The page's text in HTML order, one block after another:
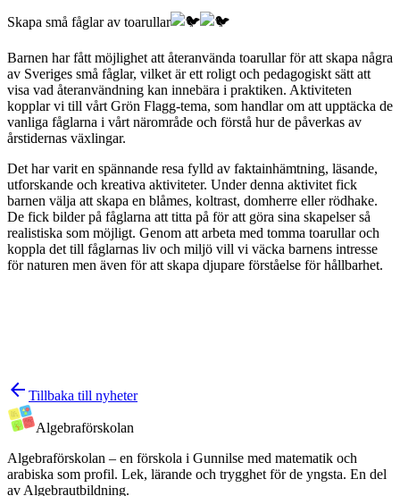
Skapa små fåglar av toarullar
Barnen har fått möjlighet att återanvända toarullar för att skapa några
av Sveriges små fåglar, vilket är ett roligt och pedagogiskt sätt att
visa vad återanvändning kan innebära i praktiken. Aktiviteten
kopplar vi till vårt Grön Flagg-tema, som handlar om att upptäcka de
vanliga fåglarna i vårt närområde och förstå hur de påverkas av
årstidernas växlingar.
Det har varit en spännande resa fylld av faktainhämtning, läsande,
utforskande och kreativa aktiviteter. Under denna aktivitet fick
barnen välja att skapa en blåmes, koltrast, domherre eller rödhake.
De fick bilder på fåglarna att titta på för att göra sina skapelser så
realistiska som möjligt. Genom att arbeta med tomma toarullar och
koppla det till fåglarnas liv och miljö vill vi väcka barnens intresse
för naturen men även för att skapa djupare förståelse för hållbarhet.
arrow_back Tillbaka till nyheter
Algebraförskolan
Algebraförskolan – en förskola i Gunnilse med matematik och
arabiska som profil. Lek, lärande och trygghet för de yngsta. En del
av Algebrautbildning.